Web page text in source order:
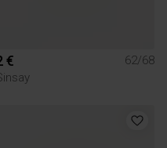
€
62/68